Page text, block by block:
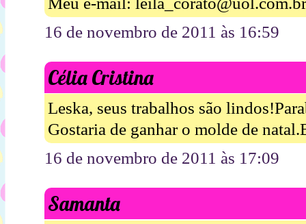
16 de novembro de 2011 às 16:59
Célia Cristina
Leska, seus trabalhos são
Gostaria de ganhar o molde de
16 de novembro de 2011 às 17:09
Samanta